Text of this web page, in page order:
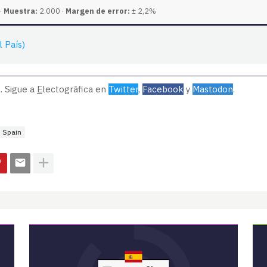
Muestra: 2.000 · Margen de error: ± 2,2%
País)
Sigue a Electogrāfica en Twitter, Facebook y Mastodon.
Spain